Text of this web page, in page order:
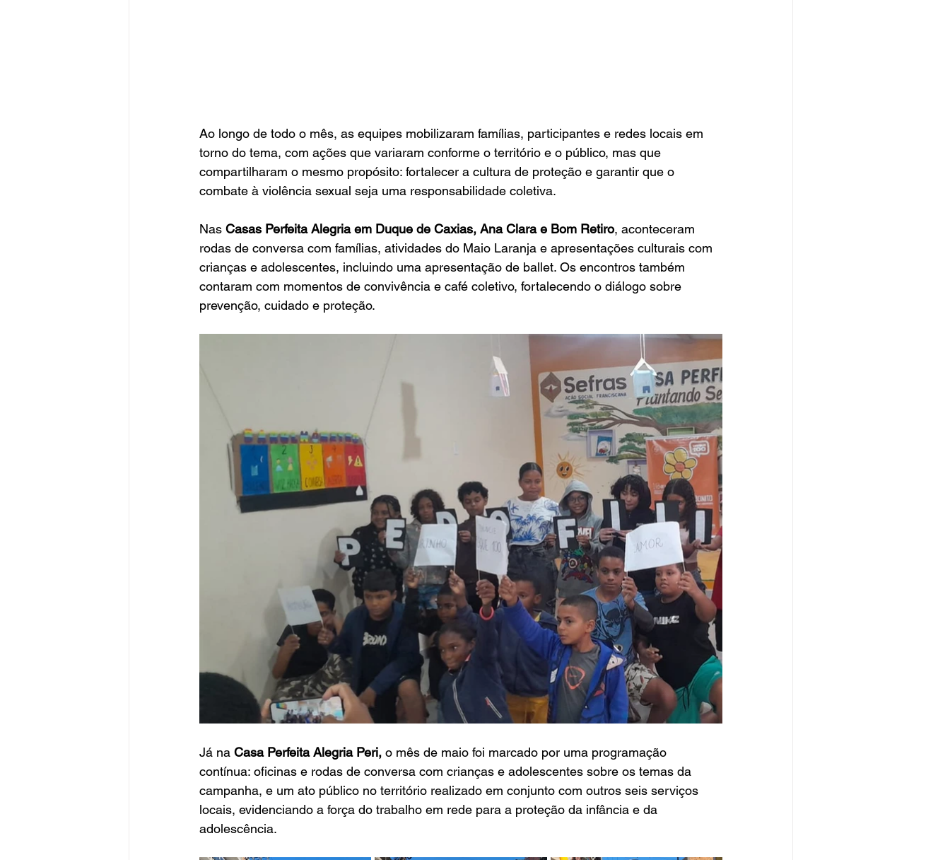
Ao longo de todo o mês, as equipes mobilizaram famílias, participantes e redes locais em
torno do tema, com ações que variaram conforme o território e o público, mas que
compartilharam o mesmo propósito: fortalecer a cultura de proteção e garantir que o
combate à violência sexual seja uma responsabilidade coletiva.
Nas Casas Perfeita Alegria em Duque de Caxias, Ana Clara e Bom Retiro, aconteceram
rodas de conversa com famílias, atividades do Maio Laranja e apresentações culturais com
crianças e adolescentes, incluindo uma apresentação de ballet. Os encontros também
contaram com momentos de convivência e café coletivo, fortalecendo o diálogo sobre
prevenção, cuidado e proteção.
Já na Casa Perfeita Alegria Peri, o mês de maio foi marcado por uma programação
contínua: oficinas e rodas de conversa com crianças e adolescentes sobre os temas da
campanha, e um ato público no território realizado em conjunto com outros seis serviços
locais, evidenciando a força do trabalho em rede para a proteção da infância e da
adolescência.